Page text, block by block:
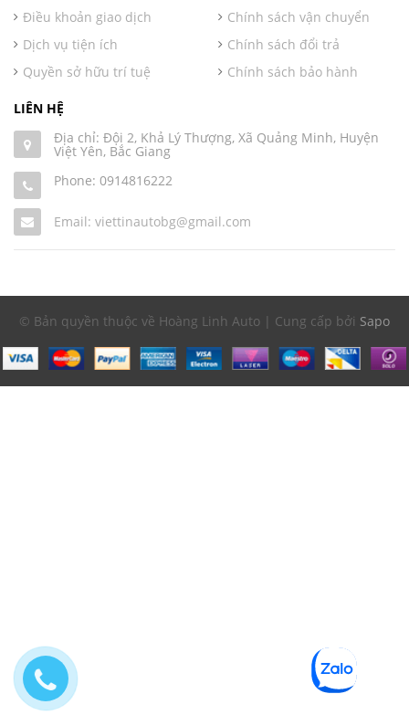
Điều khoản giao dịch
Dịch vụ tiện ích
Quyền sở hữu trí tuệ
Chính sách vận chuyển
Chính sách đổi trả
Chính sách bảo hành
LIÊN HỆ
Địa chỉ: Đội 2, Khả Lý Thượng, Xã Quảng Minh, Huyện
Việt Yên, Bắc Giang
Phone: 0914816222
Email: viettinautobg@gmail.com
© Bản quyền thuộc về Hoàng Linh Auto | Cung cấp bởi Sapo